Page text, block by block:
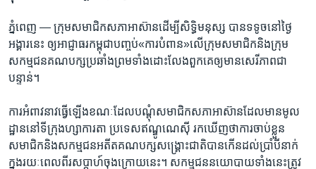
ភ្នំពេញ — ក្រុម​សមាជិក​សភាអាស៊ាន​ដើម្បីសិទ្ធិ​មនុស្ស ​បាន​ទទូច​នៅថ្ងៃ​
អង្គារ​នេះ ឲ្យ​អាជ្ញាធរ​កម្ពុជា​បញ្ចប់​«ការបំពាន»​លើ​ក្រុម​សមាជិក​និង​ក្រុម​
សកម្មជន​គណបក្ស​ប្រឆាំងព្រម​ទាំង​ដោះ​លែង​ពួក​គេ​ឲ្យ​មាន​សេរីភាព​ជា
បន្ទាន់។
ការ​អំពាវនាវ​ធ្វើ​ឡើង​ខណៈ​ដែលបណ្តុំសមាជិក​សភា​អាស៊ាន​ដែល​មាន​មូល​
ដ្ឋាន​នៅ​ទី​ក្រុង​ហ្សាការតា ​ប្រទេស​ឥណ្ឌូណេស៊ី រកឃើញថា​ការ​ចាប់​ខ្លួន
សមាជិក​និង​សកម្មជន​អតីត​គណបក្ស​សង្គ្រោះ​ជាតិ​បាន​កើន​ដល់​ប្រាំបី​នាក់​
ក្នុង​រយៈ​ពេល​ពី​រសប្តាហ៍​ចុង​ក្រោយ​នេះ។​ សកម្មជន​នយោបាយ​ទាំង​នេះ​ត្រូវ​